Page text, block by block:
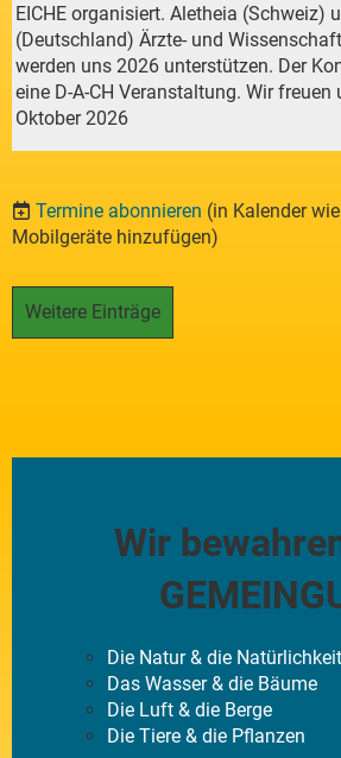
EICHE organisiert. Aletheia (Schweiz)
(Deutschland) Ärzte- und
werden uns 2026 unterstützen. Der
eine D-A-CH Veranstaltung. Wir
Oktober 2026
Termine abonnieren (in Kalender
Mobilgeräte hinzufügen)
Weitere Einträge
Wir
Die Natur & die Natürlichkeit
Das Wasser & die Bäume
Die Luft & die Berge
Die Tiere & die Pflanzen